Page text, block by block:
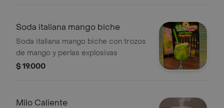
Soda italiana mango biche
Soda italiana mango biche con trozos
de mango y perlas explosivas
$ 19.000
Milo Caliente